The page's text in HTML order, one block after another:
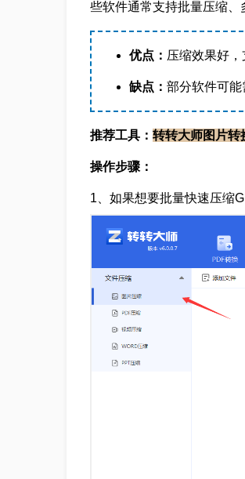
些软件通常支持批量压缩、
优点： 压缩效果好
缺点： 部分软件可能
推荐工具： 转转大师图片转
操作步骤：
1、如果想要批量快速压缩